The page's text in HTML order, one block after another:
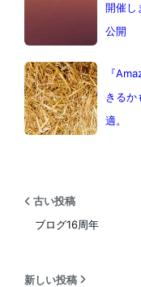
開催し
公開
『
きるか
適。
古い投稿
ブログ16周年
新しい投稿